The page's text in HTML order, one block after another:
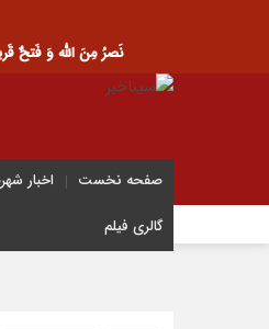
نَصرُ مِنَ الله وَ فَتحٌ
صفحه نخست اخبار
گالری فیلم